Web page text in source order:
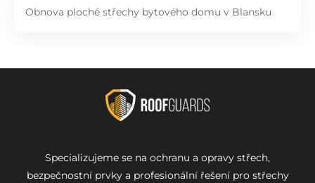
Obnova ploché střechy bytového domu v Blansku
Specializujeme se na ochranu a opravy střech,
bezpečnostní prvky a profesionální řešení pro střechy